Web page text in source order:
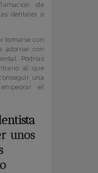
de
dentales o
tomarse con
adornar con
Podrías
al que
una
el
unos